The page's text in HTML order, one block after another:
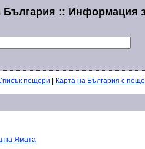
България :: Информация
пещери Карта на България с
на Ямата